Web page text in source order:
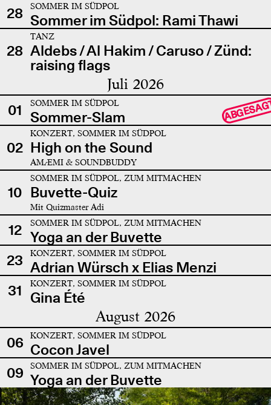
28
SOMMER IM SÜDPOL
Sommer im Südpol: Rami Thawi
28
TANZ
Aldebs / Al Hakim / Caruso / Zünd:
raising flags
Juli 2026
01 SOMMER IM SÜDPOL
Sommer-Slam
02
KONZERT, SOMMER IM SÜDPOL
High on the Sound
AMÆMI & SOUNDBUDDY
10
SOMMER IM SÜDPOL, ZUM MITMACHEN
Buvette-Quiz
Mit Quizmaster Adi
12 SOMMER IM SÜDPOL, ZUM MITMACHEN
Yoga an der Buvette
23
KONZERT, SOMMER IM SÜDPOL
Adrian Würsch x Elias Menzi
31
KONZERT, SOMMER IM SÜDPOL
Gina Été
August 2026
06 KONZERT, SOMMER IM SÜDPOL
Cocon Javel
09
SOMMER IM SÜDPOL, ZUM MITMACHEN
Yoga an der Buvette